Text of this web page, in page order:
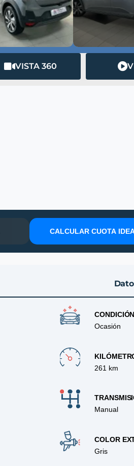
VISTA 360
CALCULAR CUOTA
CONDICIÓN
Ocasión
261 km
Manual
COLOR
Gris